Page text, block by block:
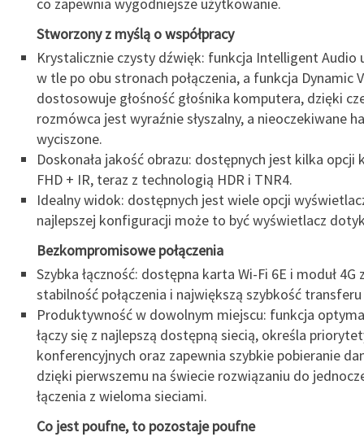
Stworzony z myślą o współpracy
Krystalicznie czysty dźwięk: funkcja Intelligent Audio
w tle po obu stronach połączenia, a funkcja Dynamic
dostosowuje głośność głośnika komputera, dzięki
rozmówca jest wyraźnie słyszalny, a nieoczekiwane
wyciszone.
Doskonała jakość obrazu: dostępnych jest kilka opcji
FHD + IR, teraz z technologią HDR i TNR4.
Idealny widok: dostępnych jest wiele opcji
najlepszej konfiguracji może to być wyświetlacz
Bezkompromisowe połączenia
Szybka łączność: dostępna karta Wi-Fi 6E i moduł 4G
stabilność połączenia i największą szybkość
Produktywność w dowolnym miejscu: funkcja
łączy się z najlepszą dostępną siecią, określa
konferencyjnych oraz zapewnia szybkie pobieranie
dzięki pierwszemu na świecie rozwiązaniu do
łączenia z wieloma sieciami.
Co jest poufne, to pozostaje poufne